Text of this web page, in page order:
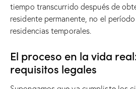
tiempo transcurrido después de
residente permanente, no el
residencias temporales.
El proceso en la vida
requisitos legales